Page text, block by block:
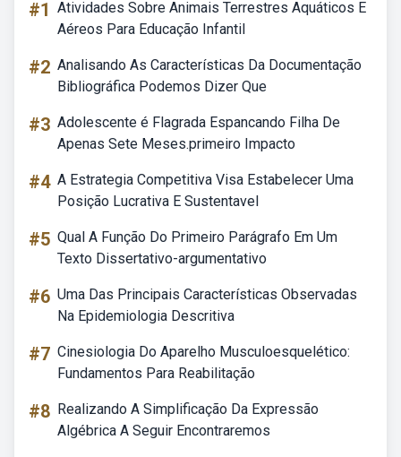
#1 Atividades Sobre Animais Terrestres Aquáticos E
Aéreos Para Educação Infantil
#2 Analisando As Características Da Documentação
Bibliográfica Podemos Dizer Que
#3 Adolescente é Flagrada Espancando Filha De
Apenas Sete Meses.primeiro Impacto
#4 A Estrategia Competitiva Visa Estabelecer Uma
Posição Lucrativa E Sustentavel
#5 Qual A Função Do Primeiro Parágrafo Em Um
Texto Dissertativo-argumentativo
#6 Uma Das Principais Características Observadas
Na Epidemiologia Descritiva
#7 Cinesiologia Do Aparelho Musculoesquelético:
Fundamentos Para Reabilitação
#8 Realizando A Simplificação Da Expressão
Algébrica A Seguir Encontraremos